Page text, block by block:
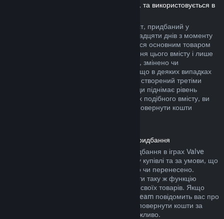
(Вміст, який доступний у крамниці Steam, та використовується в
Повернути кошти за завантажуваний вміст, придбаний у
крамниці Steam, можна протягом чотирнадцяти днів з моменту
придбання, за умови, що ви користувалися основним товаром
не більше двох годин з моменту придбання цього вмісту і лише
якщо його не було повністю використано, змінено чи
перенесено. Будь ласка, майте на увазі, що в деяких випадках
ми не можемо повернути кошти за вміст, створений третіми
особами (наприклад: якщо вміст назавжди піднімає рівень
вашого ігрового персонажа). На сторінках подібного вмісту, ви
побачите примітку, у якій написано, що повернути кошти
Повернення коштів за внутрішньоігрові придбання
Steam дозволяє повернути кошти за придбання в іграх Valve
протягом сорока восьми годин з моменту купівлі та за умови, що
їх не було повністю використано, змінено чи перенесено.
Сторонні розробники також можуть додати таку ж функцію
повернення коштів за ігрові предмети до своїх товарів. Якщо
розробники передбачили цю функцію, Steam повідомить вас про
це під час придбання. В інших випадках повернути кошти за
купівлю у грі сторонніх розробників неможливо.